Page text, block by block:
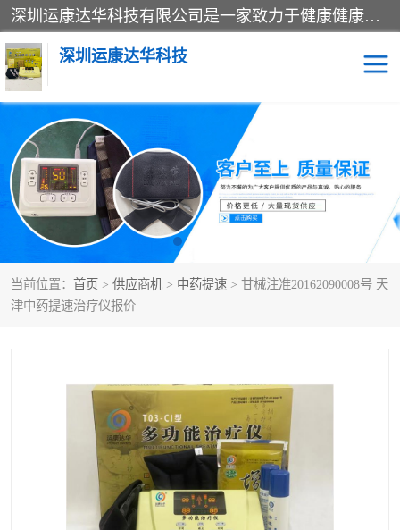
深圳运康达华科技有限公司是一家致力于健康健康产业的现代化企业，已经走过了15个春秋，开创了中医外用发展的新未来，是专业从事中医医疗仪器的研发、生产、销售、服务为一体的子公司，在医疗器械的设计、开发和生产方面率先引进国际先进技术和好的科技人员，先后开发出了场效应治疗仪、多功能治疗仪、颈椎治疗仪、腰椎治疗仪、增效垫等多个系列。
深圳运康达华科技
当前位置： 首页 > 供应商机 > 中药提速 > 甘械注准20162090008号 天
津中药提速治疗仪报价
多功能治疗仪 中药提速
中低频治疗仪 脉冲治疗仪
**腺治疗仪